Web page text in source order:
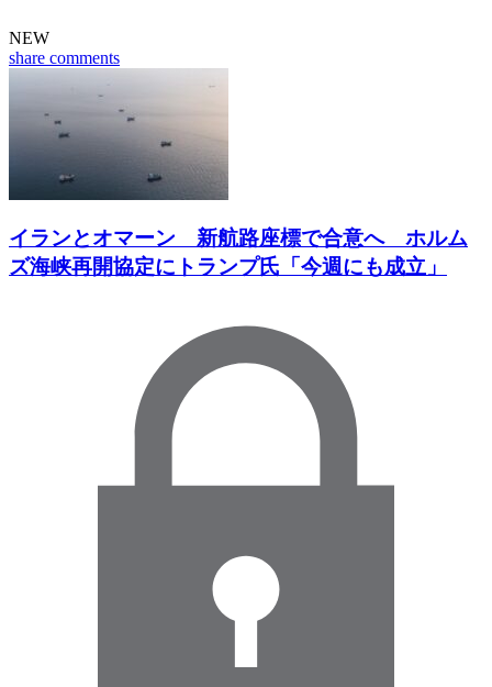
NEW
share comments
イランとオマーン 新航路座標で合意へ ホルム
ズ海峡再開協定にトランプ氏「今週にも成立」